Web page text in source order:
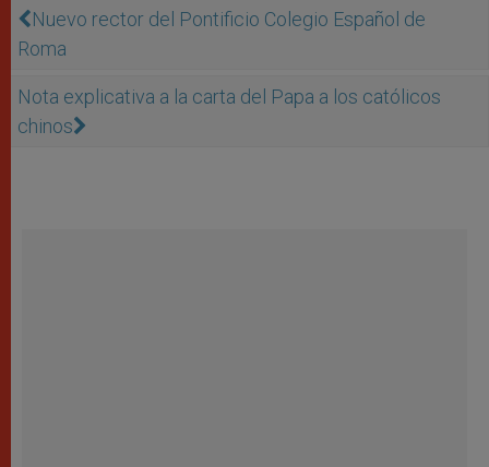
Nuevo rector del Pontificio Colegio Español de
Roma
Nota explicativa a la carta del Papa a los católicos
chinos